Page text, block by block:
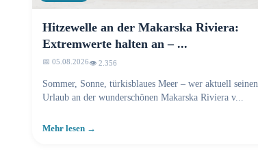
Hitzewelle an der Makarska Riviera:
Extremwerte halten an – ...
📅 05.08.2026👁️ 2.356
Sommer, Sonne, türkisblaues Meer – wer aktuell seinen
Urlaub an der wunderschönen Makarska Riviera v...
Mehr lesen →